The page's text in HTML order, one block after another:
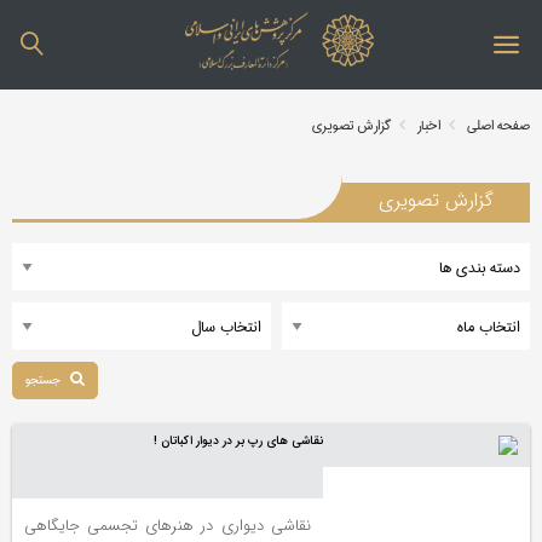
صفحه اصلی اخبار گزارش تصویری
گزارش تصویری
نقاشی های رپ بر در دیوار اکباتان !
نقاشی دیواری در هنرهای تجسمی جایگاهی